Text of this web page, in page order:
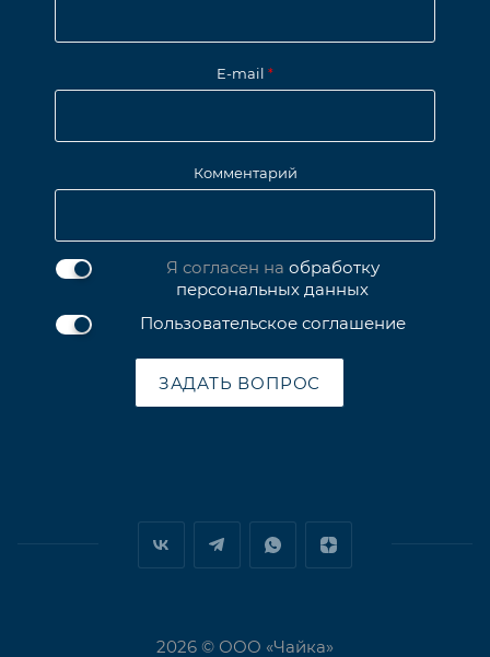
E-mail *
Комментарий
Я согласен на обработку
персональных данных
Пользовательское соглашение
ЗАДАТЬ ВОПРОС
2026 © ООО «Чайка»